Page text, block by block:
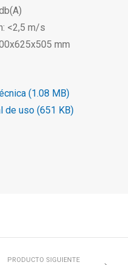
<2,5 m/s
mm
(1.08 MB)
de uso (651 KB)
PRODUCTO SIGUIENTE